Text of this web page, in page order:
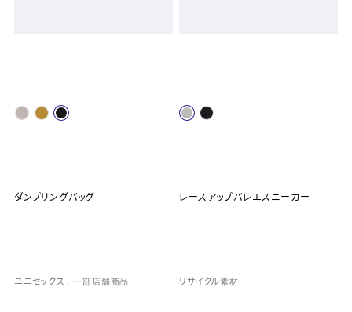
ダンプリングバッグ
ユニセックス 一部店舗商品
レースアップバレエスニーカー
リサイクル素材